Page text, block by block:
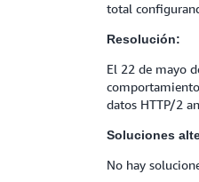
total
Resolución:
El 22 de mayo
datos HTTP/2
Soluciones
No hay